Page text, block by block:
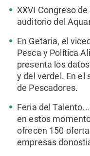
XXVI Congreso
auditorio del
En Getaria, el
Pesca y Política
presenta los
y del verdel. En el
de Pescadores.
Feria del
en estos
ofrecen 150
empresas